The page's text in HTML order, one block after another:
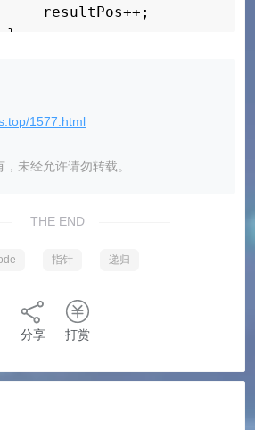
resultPos++;
}
num+=1;
else{
result[resultPos*2] =
result[resultPos*2+1] =
num=1;
result;
1577.html
未经允许请勿转载。
THE END
指针 递归
分享 打赏